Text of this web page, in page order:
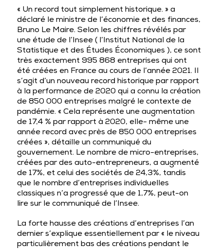
« Un record tout simplement historique. » a
déclaré le ministre de l’économie et des finances,
Bruno Le Maire. Selon les chiffres révélés par
une étude de l’Insee ( l’Institut National de la
Statistique et des Études Économiques ), ce sont
très exactement 995 868 entreprises qui ont
été créées en France au cours de l’année 2021. Il
s’agit d’un nouveau record historique par rapport
à la performance de 2020 qui a connu la création
de 850 000 entreprises malgré le contexte de
pandémie. « Cela représente une augmentation
de 17,4 % par rapport à 2020, elle- même une
année record avec près de 850 000 entreprises
créées », détaille un communiqué du
gouvernement. Le nombre de micro-entreprises,
créées par des auto-entrepreneurs, a augmenté
de 17%, et celui des sociétés de 24,3%, tandis
que le nombre d’entreprises individuelles
classiques n’a progressé que de 1,7%, peut-on
lire sur le communiqué de l’Insee.
La forte hausse des créations d’entreprises l’an
dernier s’explique essentiellement par « le niveau
particulièrement bas des créations pendant le